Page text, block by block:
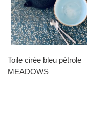
Toile cirée bleu pétrole
MEADOWS